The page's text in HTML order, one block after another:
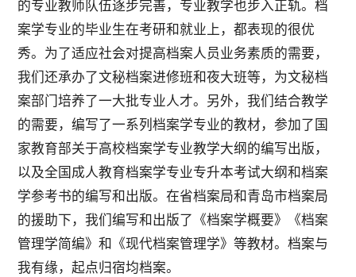
的专业教师队伍逐步完善，专业教学也步入正轨。档
案学专业的毕业生在考研和就业上，都表现的很优
秀。为了适应社会对提高档案人员业务素质的需要，
我们还承办了文秘档案进修班和夜大班等，为文秘档
案部门培养了一大批专业人才。另外，我们结合教学
的需要，编写了一系列档案学专业的教材，参加了国
家教育部关于高校档案学专业教学大纲的编写出版，
以及全国成人教育档案学专业专升本考试大纲和档案
学参考书的编写和出版。在省档案局和青岛市档案局
的援助下，我们编写和出版了《档案学概要》《档案
管理学简编》和《现代档案管理学》等教材。档案与
我有缘，起点归宿均档案。